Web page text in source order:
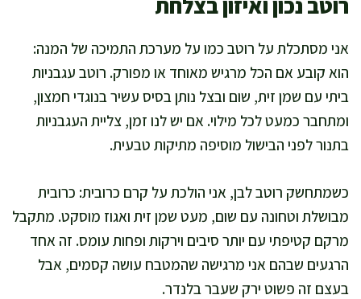
אני מסתכלת על רוטב כמו על מערכת התמיכה של המנה:
הוא קובע אם הכל מרגיש מאוחד או מפורק. רוטב עגבניות
ביתי עם שמן זית, שום ובצל נותן בסיס עשיר בנוגדי חמצון,
ומתחבר כמעט לכל מילוי. אם יש לנו זמן, צליית העגבניות
בתנור לפני הבישול מוסיפה מתיקות טבעית.
כשמתחשק רוטב לבן, אני הולכת על קרם כרובית: כרובית
מבושלת וטחונה עם שום, מעט שמן זית ואגוז מוסקט. מתקבל
מרקם קטיפתי עם יותר סיבים וירקות ופחות עומס. זה אחד
הרגעים שבהם אני מרגישה שהמטבח עושה קסמים, אבל
בעצם זה פשוט ירק שעבר בלנדר.